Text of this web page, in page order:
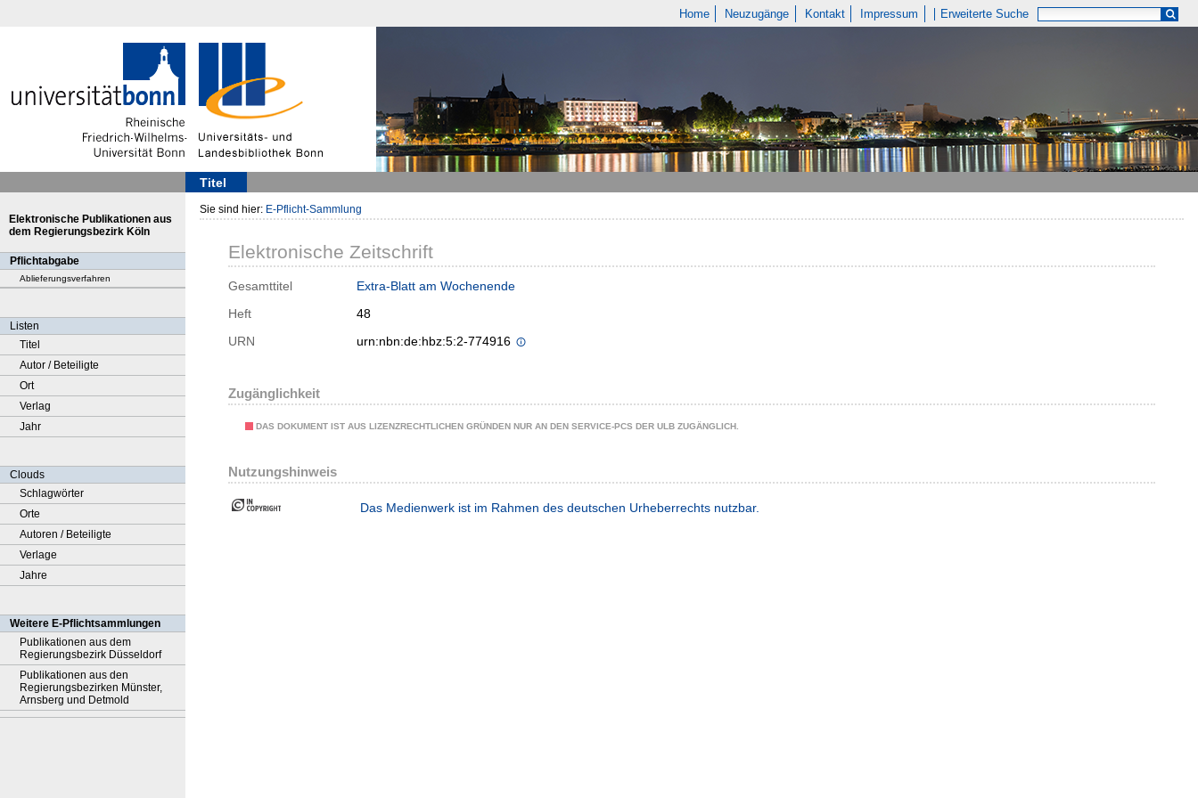
Home Neuzugänge Kontakt Impressum Erweiterte Suche
Titel
Elektronische Publikationen aus
dem Regierungsbezirk Köln
Pflichtabgabe
Ablieferungsverfahren
Listen
Titel
Autor / Beteiligte
Ort
Verlag
Jahr
Clouds
Schlagwörter
Orte
Autoren / Beteiligte
Verlage
Jahre
Weitere E-Pflichtsammlungen
Publikationen aus dem
Regierungsbezirk Düsseldorf
Publikationen aus den
Regierungsbezirken Münster,
Arnsberg und Detmold
Sie sind hier: E-Pflicht-Sammlung
Elektronische Zeitschrift
Gesamttitel
Extra-Blatt am Wochenende
Heft
48
URN
urn:nbn:de:hbz:5:2-774916
Zugänglichkeit
DAS DOKUMENT IST AUS LIZENZRECHTLICHEN GRÜNDEN NUR AN DEN SERVICE-PCS DER ULB ZUGÄNGLICH.
Nutzungshinweis
Das Medienwerk ist im Rahmen des deutschen Urheberrechts nutzbar.